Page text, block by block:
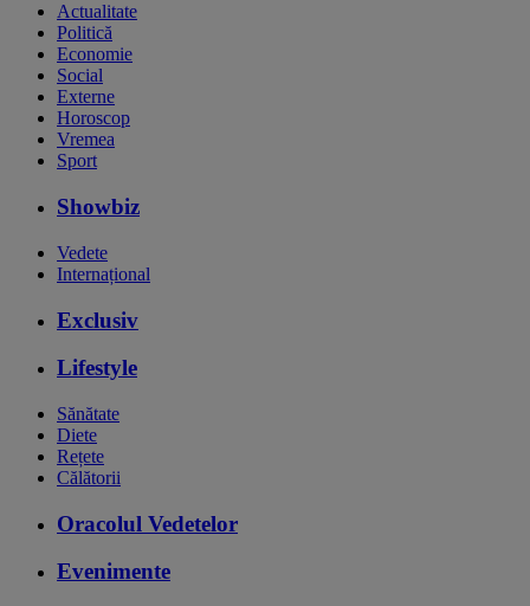
Actualitate
Politică
Economie
Social
Externe
Horoscop
Vremea
Sport
Showbiz
Vedete
Internațional
Exclusiv
Lifestyle
Sănătate
Diete
Rețete
Călătorii
Oracolul Vedetelor
Evenimente